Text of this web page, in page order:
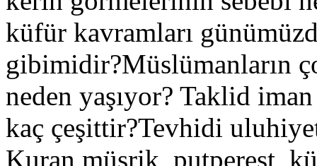
küfür kavramları
gibimidir?Müslümanların
neden yaşıyor? Taklid
kaç çeşittir?Tevhidi
Kuran müşrik, putperest,